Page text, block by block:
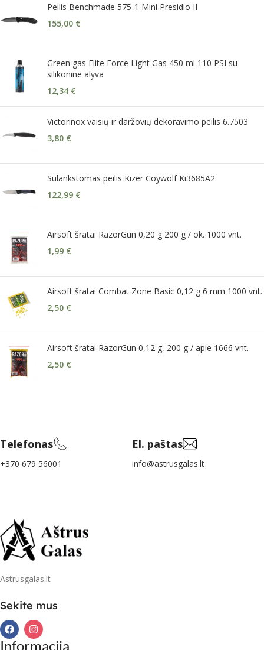
Peilis Benchmade 575-1 Mini Presidio II
155,00 €
Green gas Elite Force Light Gas 450 ml 110 PSI su
silikonine alyva
12,34 €
Victorinox vaisių ir daržovių dekoravimo peilis 6.7503
3,80 €
Sulankstomas peilis Kizer Coywolf Ki3685A2
122,99 €
Airsoft šratai RazorGun 0,20 g 200 g / ok. 1000 vnt.
1,99 €
Airsoft šratai Combat Zone Basic 0,12 g 6 mm 1000 vnt.
2,50 €
Airsoft šratai RazorGun 0,12 g, 200 g / apie 1666 vnt.
2,50 €
Telefonas
+370 679 56001
El. paštas
info@astrusgalas.lt
Astrusgalas.lt
Sekite mus
Informacija